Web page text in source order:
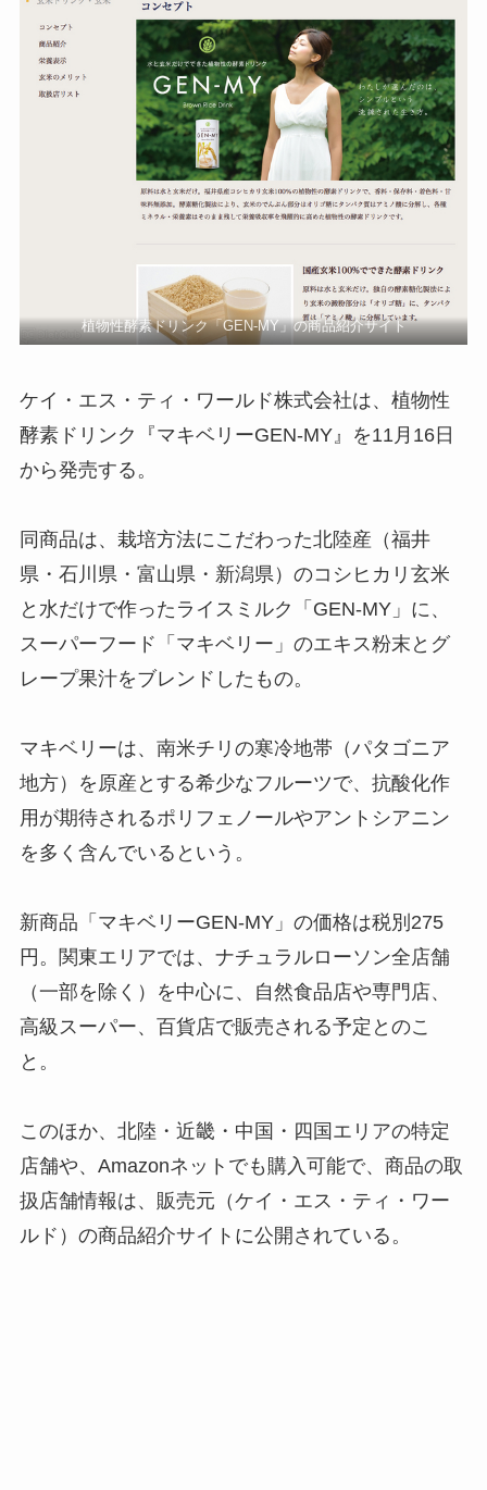
植物性酵素ドリンク「GEN-MY」の商品紹介サイト
ケイ・エス・ティ・ワールド株式会社は、植物性
酵素ドリンク『マキベリーGEN-MY』を11月16日
から発売する。
同商品は、栽培方法にこだわった北陸産（福井
県・石川県・富山県・新潟県）のコシヒカリ玄米
と水だけで作ったライスミルク「GEN-MY」に、
スーパーフード「マキベリー」のエキス粉末とグ
レープ果汁をブレンドしたもの。
マキベリーは、南米チリの寒冷地帯（パタゴニア
地方）を原産とする希少なフルーツで、抗酸化作
用が期待されるポリフェノールやアントシアニン
を多く含んでいるという。
新商品「マキベリーGEN-MY」の価格は税別275
円。関東エリアでは、ナチュラルローソン全店舗
（一部を除く）を中心に、自然食品店や専門店、
高級スーパー、百貨店で販売される予定とのこ
と。
このほか、北陸・近畿・中国・四国エリアの特定
店舗や、Amazonネットでも購入可能で、商品の取
扱店舗情報は、販売元（ケイ・エス・ティ・ワー
ルド）の商品紹介サイトに公開されている。